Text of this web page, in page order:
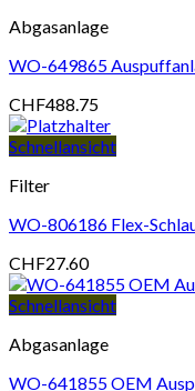
Abgasanlage
WO-649865
CHF488.75
Schnellansicht
Filter
WO-806186 Flex-
CHF27.60
Schnellansicht
Abgasanlage
WO-641855 OEM